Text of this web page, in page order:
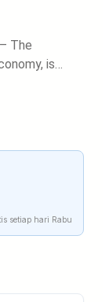
The
is…
setiap hari Rabu